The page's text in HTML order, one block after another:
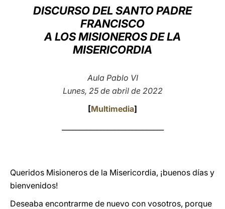
LATINE
DISCURSO DEL SANTO PADRE
FRANCISCO
A LOS MISIONEROS DE LA
MISERICORDIA
Aula Pablo VI
Lunes, 25 de abril de 2022
[Multimedia]
Queridos Misioneros de la Misericordia, ¡buenos días y
bienvenidos!
Deseaba encontrarme de nuevo con vosotros, porque